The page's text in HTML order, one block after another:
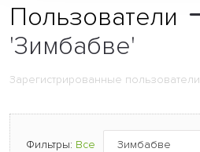
Пользователи
'Зимбабве'
Зарегистрированные пользователи
Фильтры: Все